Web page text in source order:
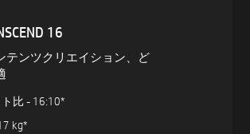
16
テンツクリエイション、ど
比 - 16:10*
kg*